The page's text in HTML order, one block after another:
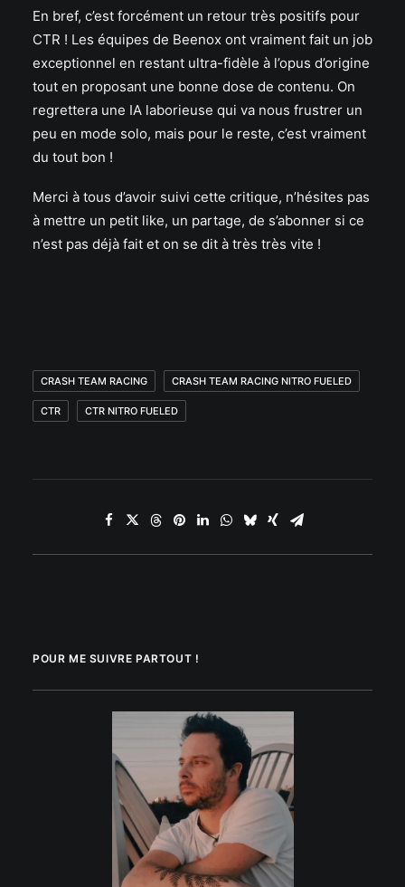
En bref, c’est forcément un retour très positifs pour
CTR ! Les équipes de Beenox ont vraiment fait un job
exceptionnel en restant ultra-fidèle à l’opus d’origine
tout en proposant une bonne dose de contenu. On
regrettera une IA laborieuse qui va nous frustrer un
peu en mode solo, mais pour le reste, c’est vraiment
du tout bon !
Merci à tous d’avoir suivi cette critique, n’hésites pas
à mettre un petit like, un partage, de s’abonner si ce
n’est pas déjà fait et on se dit à très très vite !
CRASH TEAM RACING CRASH TEAM RACING NITRO FUELED
CTR CTR NITRO FUELED
POUR ME SUIVRE PARTOUT !